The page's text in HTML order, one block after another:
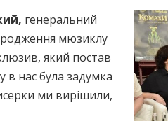
генеральний
мюзиклу
який постав
в нас була задумка
ми вирішили,